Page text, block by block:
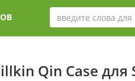
Qin Case для